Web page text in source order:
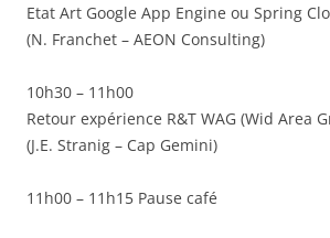
Etat Art Google App Engine ou Spring
(N. Franchet – AEON Consulting)
10h30 – 11h00
Retour expérience R&T WAG (Wid Area
(J.E. Stranig – Cap Gemini)
11h00 – 11h15 Pause café